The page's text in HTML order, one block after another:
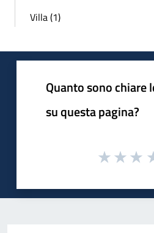
Villa (1)
Quanto sono chiare
su questa pagina?